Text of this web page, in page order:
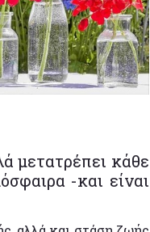
μετατρέπει κάθε
-και είναι